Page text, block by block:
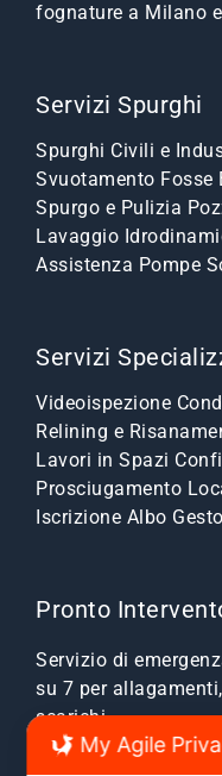
fognature a Milano
Servizi Spurghi
Spurghi Civili e
Svuotamento Fosse
Spurgo e Pulizia
Lavaggio
Assistenza Pompe
Servizi
Videoispezione
Relining e
Lavori in Spazi
Prosciugamento
Iscrizione Albo
Pronto
Servizio di
su 7 per
scarichi.
My Agile